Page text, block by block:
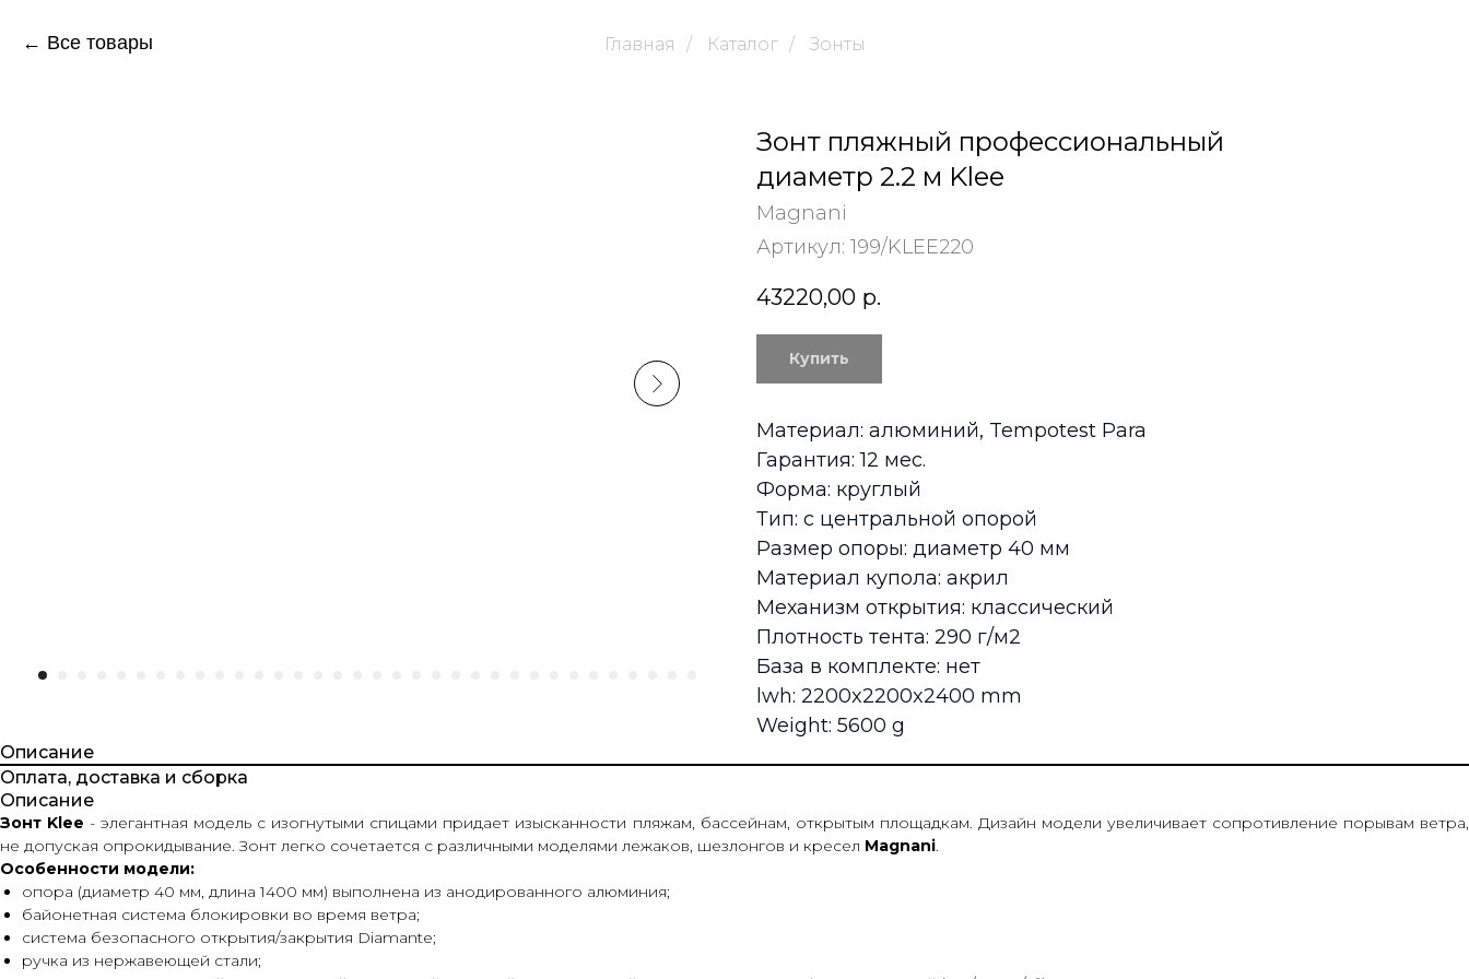
← Все товары Главная / Каталог / Зонты
Зонт пляжный профессиональный
диаметр 2.2 м Klee
Magnani
Артикул: 199/KLEE220
43220,00 р.
Купить
Материал: алюминий, Tempotest Para
Гарантия: 12 мес.
Форма: круглый
Тип: с центральной опорой
Размер опоры: диаметр 40 мм
Материал купола: акрил
Механизм открытия: классический
Плотность тента: 290 г/м2
База в комплекте: нет
lwh: 2200x2200x2400 mm
Weight: 5600 g
Описание
Оплата, доставка и сборка
Описание
Зонт Klee - элегантная модель с изогнутыми спицами придает изысканности пляжам, бассейнам, открытым площадкам. Дизайн модели увеличивает сопротивление порывам ветра,
не допуская опрокидывание. Зонт легко сочетается с различными моделями лежаков, шезлонгов и кресел Magnani.
Особенности модели:
опора (диаметр 40 мм, длина 1400 мм) выполнена из анодированного алюминия;
байонетная система блокировки во время ветра;
система безопасного открытия/закрытия Diamante;
ручка из нержавеющей стали;